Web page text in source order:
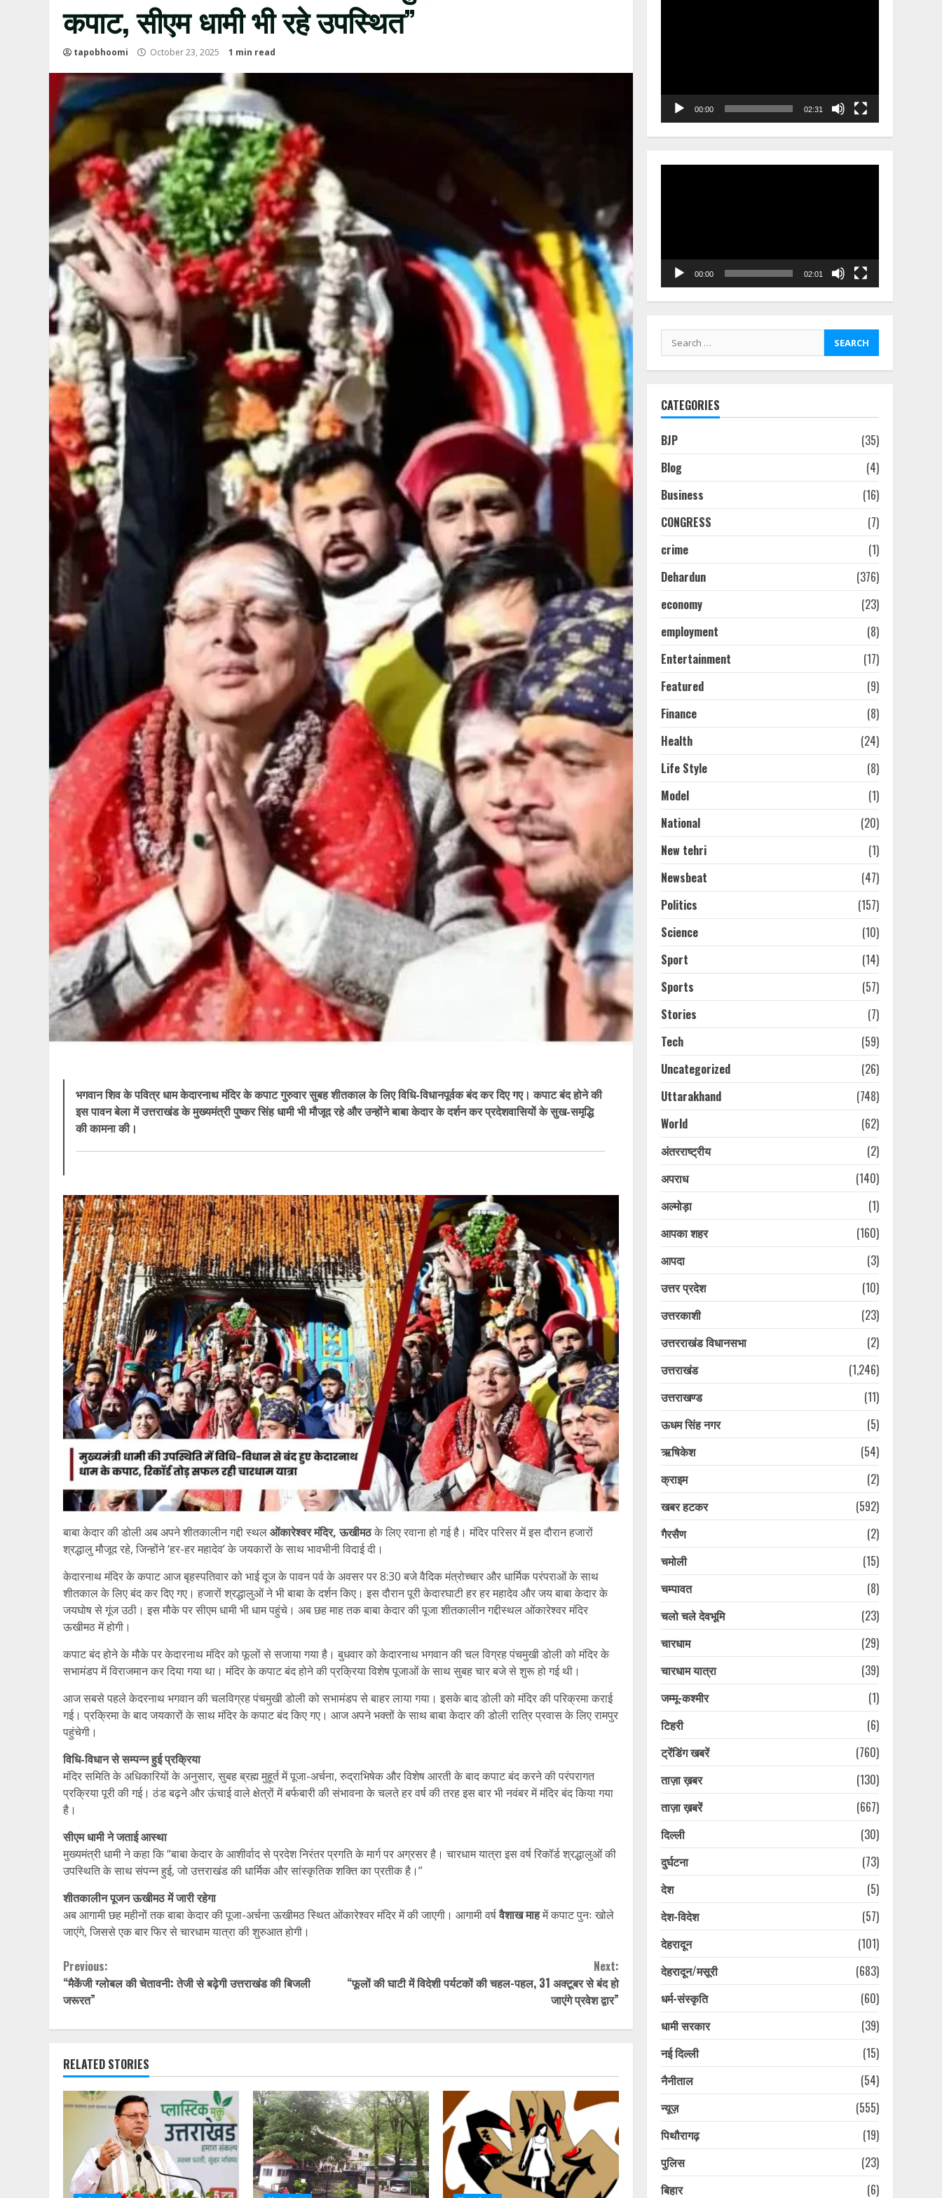
कपाट, सीएम धामी भी रहे उपस्थित”
tapobhoomi October 23, 2025 1 min read
भगवान शिव के पवित्र धाम केदारनाथ मंदिर के कपाट गुरुवार सुबह शीतकाल के लिए विधि-विधानपूर्वक बंद कर दिए गए। कपाट बंद होने की
इस पावन बेला में उत्तराखंड के मुख्यमंत्री पुष्कर सिंह धामी भी मौजूद रहे और उन्होंने बाबा केदार के दर्शन कर प्रदेशवासियों के सुख-समृद्धि
की कामना की।
बाबा केदार की डोली अब अपने शीतकालीन गद्दी स्थलओंकारेश्वर मंदिर, ऊखीमठके लिए रवाना हो गई है। मंदिर परिसर में इस दौरान हजारों
श्रद्धालु मौजूद रहे, जिन्होंने ‘हर-हर महादेव’ के जयकारों के साथ भावभीनी विदाई दी।
केदारनाथ मंदिर के कपाट आज बृहस्पतिवार को भाई दूज के पावन पर्व के अवसर पर 8:30 बजे वैदिक मंत्रोच्चार और धार्मिक परंपराओं के साथ
शीतकाल के लिए बंद कर दिए गए। हजारों श्रद्धालुओं ने भी बाबा के दर्शन किए। इस दौरान पूरी केदारघाटी हर हर महादेव और जय बाबा केदार के
जयघोष से गूंज उठी। इस मौके पर सीएम धामी भी धाम पहुंचे। अब छह माह तक बाबा केदार की पूजा शीतकालीन गद्दीस्थल ओंकारेश्वर मंदिर
ऊखीमठ में होगी।
कपाट बंद होने के मौके पर केदारनाथ मंदिर को फूलों से सजाया गया है। बुधवार को केदारनाथ भगवान की चल विग्रह पंचमुखी डोली को मंदिर के
सभामंडप में विराजमान कर दिया गया था। मंदिर के कपाट बंद होने की प्रक्रिया विशेष पूजाओं के साथ सुबह चार बजे से शुरू हो गई थी।
आज सबसे पहले केदरनाथ भगवान की चलविग्रह पंचमुखी डोली को सभामंडप से बाहर लाया गया। इसके बाद डोली को मंदिर की परिक्रमा कराई
गई। प्रक्रिमा के बाद जयकारों के साथ मंदिर के कपाट बंद किए गए। आज अपने भक्तों के साथ बाबा केदार की डोली रात्रि प्रवास के लिए रामपुर
पहुंचेगी।
विधि-विधान से सम्पन्न हुई प्रक्रिया
मंदिर समिति के अधिकारियों के अनुसार, सुबह ब्रह्म मुहूर्त में पूजा-अर्चना, रुद्राभिषेक और विशेष आरती के बाद कपाट बंद करने की परंपरागत
प्रक्रिया पूरी की गई। ठंड बढ़ने और ऊंचाई वाले क्षेत्रों में बर्फबारी की संभावना के चलते हर वर्ष की तरह इस बार भी नवंबर में मंदिर बंद किया गया
है।
सीएम धामी ने जताई आस्था
मुख्यमंत्री धामी ने कहा कि “बाबा केदार के आशीर्वाद से प्रदेश निरंतर प्रगति के मार्ग पर अग्रसर है। चारधाम यात्रा इस वर्ष रिकॉर्ड श्रद्धालुओं की
उपस्थिति के साथ संपन्न हुई, जो उत्तराखंड की धार्मिक और सांस्कृतिक शक्ति का प्रतीक है।”
शीतकालीन पूजन ऊखीमठ में जारी रहेगा
अब आगामी छह महीनों तक बाबा केदार की पूजा-अर्चना ऊखीमठ स्थित ओंकारेश्वर मंदिर में की जाएगी। आगामी वर्षवैशाख माहमें कपाट पुनः खोले
जाएंगे, जिससे एक बार फिर से चारधाम यात्रा की शुरुआत होगी।
Continue
Reading
Previous:
“मैकेंजी ग्लोबल की चेतावनी: तेजी से बढ़ेगी उत्तराखंड की बिजली
जरूरत”
Next:
“फूलों की घाटी में विदेशी पर्यटकों की चहल-पहल, 31 अक्टूबर से बंद हो
जाएंगे प्रवेश द्वार”
RELATED STORIES
00:00 02:31
00:00 02:01
Search
for:
CATEGORIES
BJP
(35)
Blog
(4)
Business
(16)
CONGRESS
(7)
crime
(1)
Dehardun
(376)
economy
(23)
employment
(8)
Entertainment
(17)
Featured
(9)
Finance
(8)
Health
(24)
Life Style
(8)
Model
(1)
National
(20)
New tehri
(1)
Newsbeat
(47)
Politics
(157)
Science
(10)
Sport
(14)
Sports
(57)
Stories
(7)
Tech
(59)
Uncategorized
(26)
Uttarakhand
(748)
World
(62)
अंतरराष्ट्रीय
(2)
अपराध
(140)
अल्मोड़ा
(1)
आपका शहर
(160)
आपदा
(3)
उत्तर प्रदेश
(10)
उत्तरकाशी
(23)
उत्तरराखंड विधानसभा
(2)
उत्तराखंड
(1,246)
उत्तराखण्ड
(11)
ऊधम सिंह नगर
(5)
ऋषिकेश
(54)
क्राइम
(2)
खबर हटकर
(592)
गैरसैण
(2)
चमोली
(15)
चम्पावत
(8)
चलो चले देवभूमि
(23)
चारधाम
(29)
चारधाम यात्रा
(39)
जम्मू-कश्मीर
(1)
टिहरी
(6)
ट्रेंडिंग खबरें
(760)
ताज़ा ख़बर
(130)
ताज़ा ख़बरें
(667)
दिल्ली
(30)
दुर्घटना
(73)
देश
(5)
देश-विदेश
(57)
देहरादून
(101)
देहरादून/मसूरी
(683)
धर्म-संस्कृति
(60)
धामी सरकार
(39)
नई दिल्ली
(15)
नैनीताल
(54)
न्यूज़
(555)
पिथौरागढ़
(19)
पुलिस
(23)
बिहार
(6)
प्लास्टिक मुक्त उत्तराखंड बनाने
की अपील, पर्यटकों से जिम्मेदारी